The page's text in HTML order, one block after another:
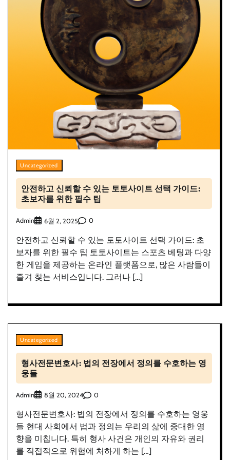
Uncategorized
안전하고 신뢰할 수 있는 토토사이트 선택 가이드:
초보자를 위한 필수 팁
Admin 6월 2, 2025 0
안전하고 신뢰할 수 있는 토토사이트 선택 가이드: 초
보자를 위한 필수 팁 토토사이트는 스포츠 베팅과 다양
한 게임을 제공하는 온라인 플랫폼으로, 많은 사람들이
즐겨 찾는 서비스입니다. 그러나 […]
Uncategorized
형사전문변호사: 법의 전장에서 정의를 수호하는 영
웅들
Admin 8월 20, 2024 0
형사전문변호사: 법의 전장에서 정의를 수호하는 영웅
들 현대 사회에서 법과 정의는 우리의 삶에 중대한 영
향을 미칩니다. 특히 형사 사건은 개인의 자유와 권리
를 직접적으로 위험에 처하게 하는 […]